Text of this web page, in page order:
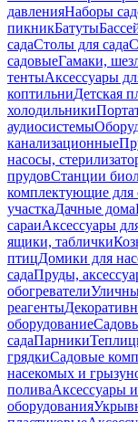
давленияНаборы
пикникБатуты
садаСтолы для сада
садовыеГамаки,
тентыАксессуары
коптильниДетская
холодильники
аудиосистемы
канализационные
насосы,
прудовСтанции
комплектующие для
участкаДачные дома
сараиАксессуары
ящики, таблички
птицДомики для
садаПруды,
обогреватели
реагенты
оборудование
садаПарники
грядкиСадовые
насекомых и
поливаАксессуары
оборудования